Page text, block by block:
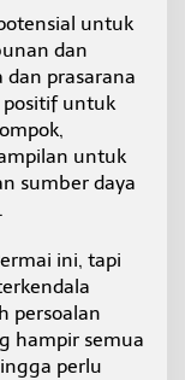
untuk
dan
prasarana
untuk
untuk
sumber daya
ini, tapi
persoalan
hampir semua
perlu